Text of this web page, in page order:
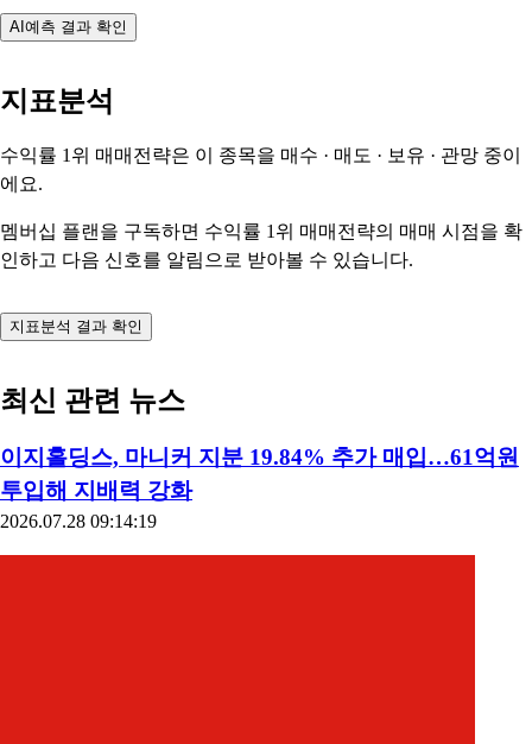
AI예측 결과 확인
지표분석
수익률 1위 매매전략은 이 종목을 매수 · 매도 · 보유 · 관망 중이
에요.
멤버십 플랜을 구독하면 수익률 1위 매매전략의 매매 시점을 확
인하고 다음 신호를 알림으로 받아볼 수 있습니다.
지표분석 결과 확인
최신 관련 뉴스
이지홀딩스, 마니커 지분 19.84% 추가 매입…61억원
투입해 지배력 강화
2026.07.28 09:14:19